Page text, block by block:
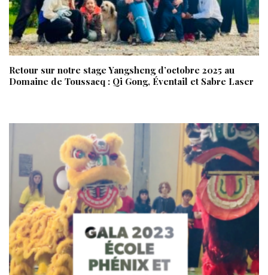
Retour sur notre stage Yangsheng d’octobre 2025 au
Domaine de Toussacq : Qi Gong, Éventail et Sabre Laser